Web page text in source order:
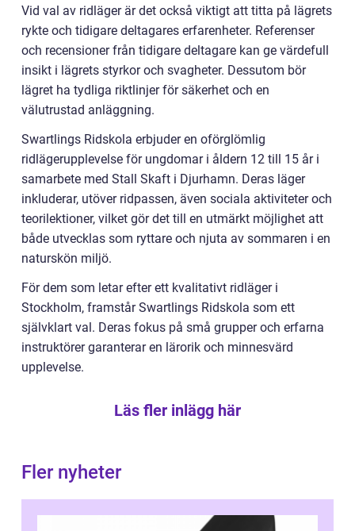
Vid val av ridläger är det också viktigt att titta på lägrets
rykte och tidigare deltagares erfarenheter. Referenser
och recensioner från tidigare deltagare kan ge värdefull
insikt i lägrets styrkor och svagheter. Dessutom bör
lägret ha tydliga riktlinjer för säkerhet och en
välutrustad anläggning.
Swartlings Ridskola erbjuder en oförglömlig
ridlägerupplevelse för ungdomar i åldern 12 till 15 år i
samarbete med Stall Skaft i Djurhamn. Deras läger
inkluderar, utöver ridpassen, även sociala aktiviteter och
teorilektioner, vilket gör det till en utmärkt möjlighet att
både utvecklas som ryttare och njuta av sommaren i en
naturskön miljö.
För dem som letar efter ett kvalitativt ridläger i
Stockholm, framstår Swartlings Ridskola som ett
självklart val. Deras fokus på små grupper och erfarna
instruktörer garanterar en lärorik och minnesvärd
upplevelse.
Läs fler inlägg här
Fler nyheter